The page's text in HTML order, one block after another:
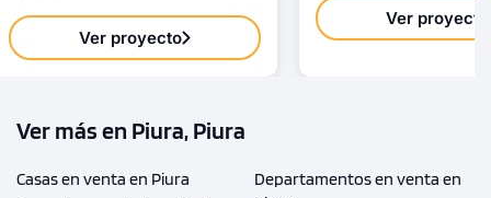
Ver proyecto
Ver proyecto
Ver más en Piura, Piura
Casas en venta en Piura
Departamentos en venta en